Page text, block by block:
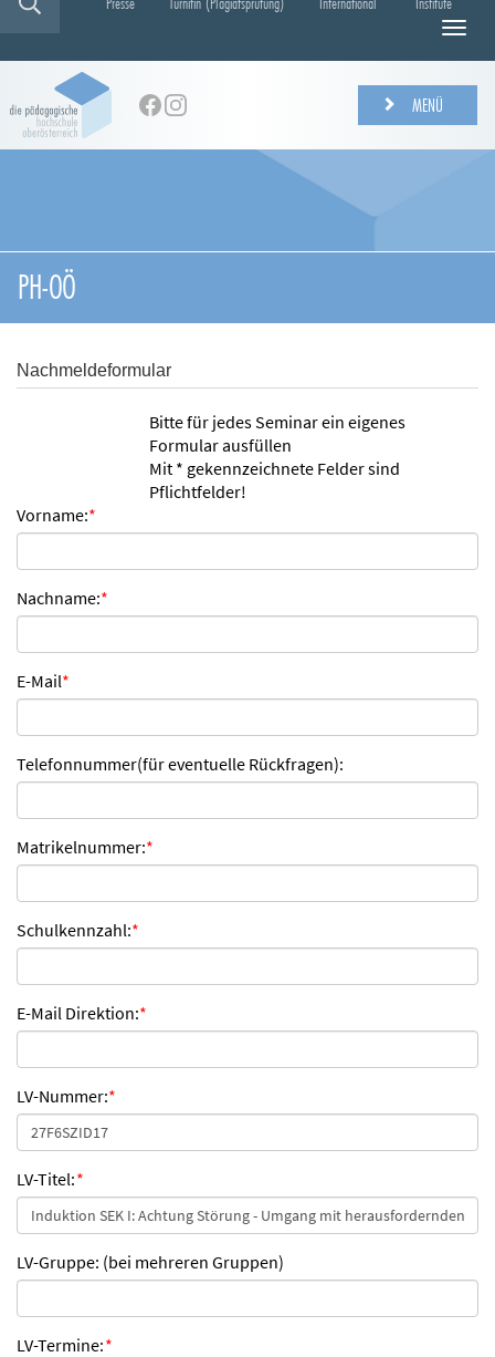
N
g
a
e
MENÜ
PH-OÖ
Nachmeldeformular
Bitte für jedes Seminar ein eigenes
Formular ausfüllen
Mit * gekennzeichnete Felder sind
Pflichtfelder!
Vorname:*
Nachname:*
E-Mail*
Telefonnummer(für eventuelle Rückfragen):
Matrikelnummer:*
Schulkennzahl:*
E-Mail Direktion:*
LV-Nummer:*
LV-Titel:*
LV-Gruppe: (bei mehreren Gruppen)
LV-Termine:*